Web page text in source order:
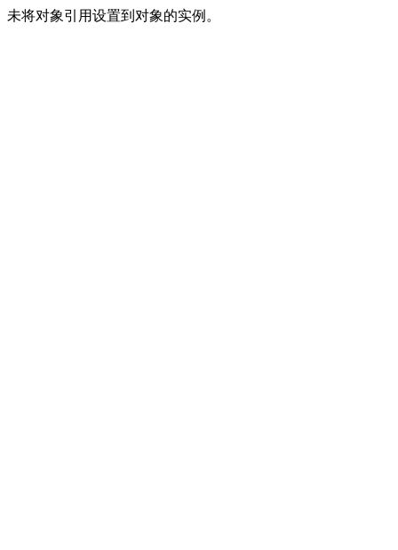
未将对象引用设置到对象的实例。